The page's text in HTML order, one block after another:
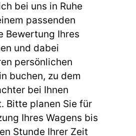
bei uns in Ruhe
passenden
Bewertung Ihres
und dabei
persönlichen
buchen, zu dem
bei Ihnen
Bitte planen Sie für
Ihres Wagens bis
Stunde Ihrer Zeit